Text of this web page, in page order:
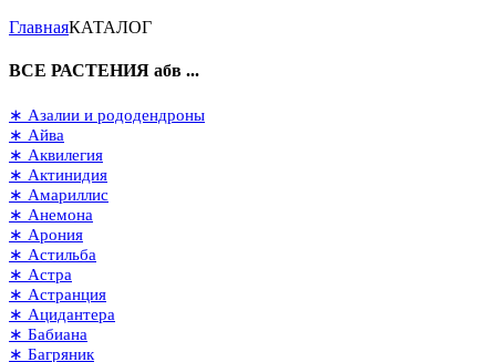
ГлавнаяКАТАЛОГ
ВСЕ РАСТЕНИЯ абв ...
∗ Азалии и рододендроны
∗ Айва
∗ Аквилегия
∗ Актинидия
∗ Амариллис
∗ Анемона
∗ Арония
∗ Астильба
∗ Астра
∗ Астранция
∗ Ацидантера
∗ Бабиана
∗ Багряник